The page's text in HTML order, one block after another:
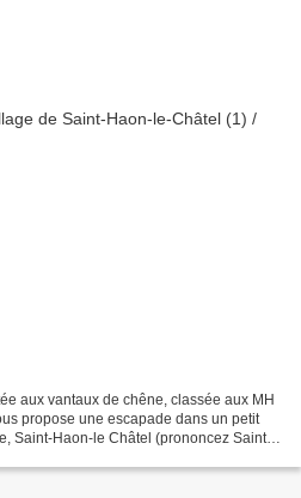
aux vantaux de chêne, classée aux MH
propose une escapade dans un petit
Saint-Haon-le Châtel (prononcez Saint